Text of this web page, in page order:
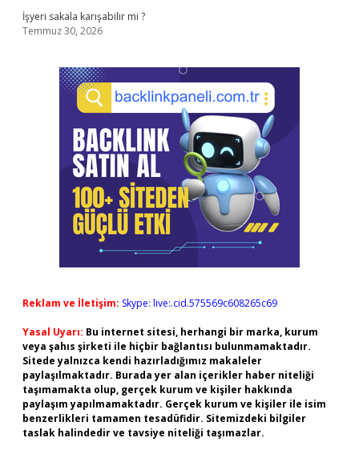
İşyeri sakala karışabilir mi ?
Temmuz 30, 2026
Reklam ve İletişim: Skype: live:.cid.575569c608265c69
Yasal Uyarı: Bu internet sitesi, herhangi bir marka, kurum
veya şahıs şirketi ile hiçbir bağlantısı bulunmamaktadır.
Sitede yalnızca kendi hazırladığımız makaleler
paylaşılmaktadır. Burada yer alan içerikler haber niteliği
taşımamakta olup, gerçek kurum ve kişiler hakkında
paylaşım yapılmamaktadır. Gerçek kurum ve kişiler ile isim
benzerlikleri tamamen tesadüfidir. Sitemizdeki bilgiler
taslak halindedir ve tavsiye niteliği taşımazlar.